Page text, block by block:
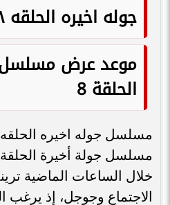
جوله اخيره الحلقه ٨
موعد عرض مسلسل
الحلقة 8
مسلسل جولة أخيرة الحلقة
خلال الساعات الماضية
الاجتماع وجوجل، إذ